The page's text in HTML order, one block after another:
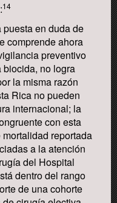
14
en duda de
comprende ahora
preventivo
biocida, no logra
la misma razón
Rica no pueden
internacional; la
con esta
reportada
a la atención
del Hospital
dentro del rango
de una cohorte